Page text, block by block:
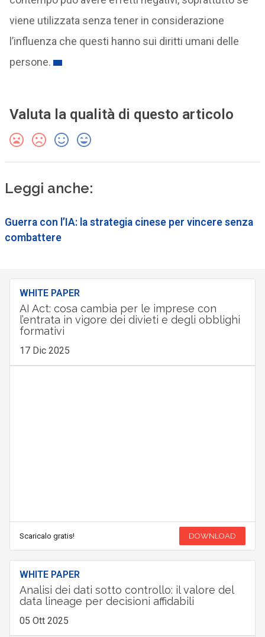
viene utilizzata senza tener in considerazione
l’influenza che questi hanno sui diritti umani delle
persone.
Valuta la qualità di questo articolo
Leggi anche:
Guerra con l’IA: la strategia cinese per vincere senza
combattere
WHITE PAPER
AI Act: cosa cambia per le imprese con
l’entrata in vigore dei divieti e degli obblighi
formativi
17 Dic 2025
Scaricalo gratis! DOWNLOAD
WHITE PAPER
Analisi dei dati sotto controllo: il valore del
data lineage per decisioni affidabili
05 Ott 2025